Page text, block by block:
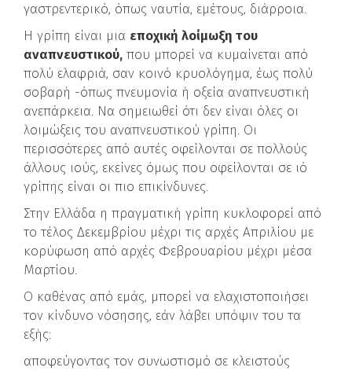
γαστρεντερικό, όπως ναυτία, εμέτους, διάρροια.
Η γρίπη είναι μια εποχική λοίμωξη του
αναπνευστικού, που μπορεί να κυμαίνεται από
πολύ ελαφριά, σαν κοινό κρυολόγημα, έως πολύ
σοβαρή -όπως πνευμονία ή οξεία αναπνευστική
ανεπάρκεια. Να σημειωθεί ότι δεν είναι όλες οι
λοιμώξεις του αναπνευστικού γρίπη. Οι
περισσότερες από αυτές οφείλονται σε πολλούς
άλλους ιούς, εκείνες όμως που οφείλονται σε ιό
γρίπης είναι οι πιο επικίνδυνες.
Στην Ελλάδα η πραγματική γρίπη κυκλοφορεί από
το τέλος Δεκεμβρίου μέχρι τις αρχές Απριλίου με
κορύφωση από αρχές Φεβρουαρίου μέχρι μέσα
Μαρτίου.
Ο καθένας από εμάς, μπορεί να ελαχιστοποιήσει
τον κίνδυνο νόσησης, εάν λάβει υπόψιν του τα
εξής:
αποφεύγοντας τον συνωστισμό σε κλειστούς